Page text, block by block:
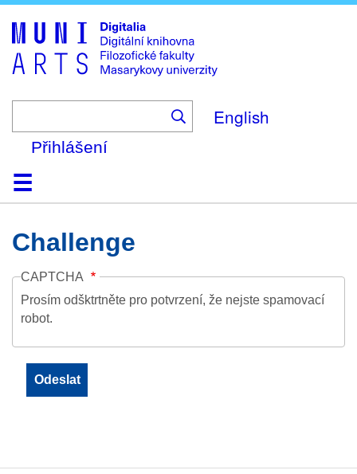
to
main
content
English
Přihlášení
DomůKolekce
Prohlížení
Vyhledávání
O platformě
Nápověda
KontaktDigitalia
Challenge
CAPTCHA
Prosím odšktrtněte pro potvrzení, že nejste spamovací
robot.